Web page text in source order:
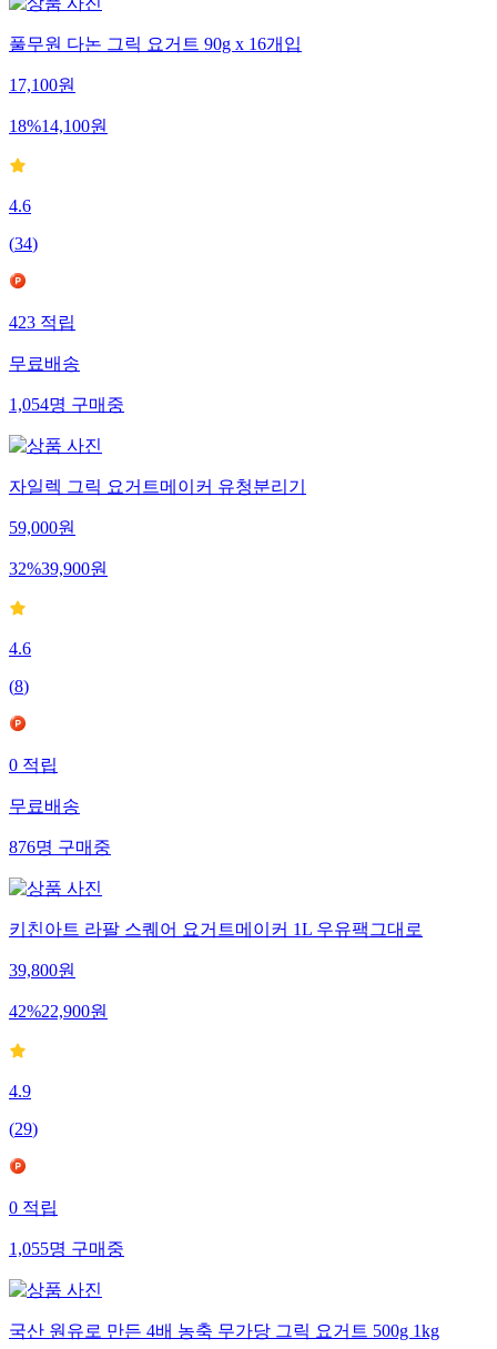
풀무원 다논 그릭 요거트 90g x 16개입
17,100원
18%14,100원
4.6
(34)
423적립
무료배송
1,054명구매중
자일렉 그릭 요거트메이커 유청분리기
59,000원
32%39,900원
4.6
(8)
0적립
무료배송
876명구매중
키친아트 라팔 스퀘어 요거트메이커 1L 우유팩그대로
39,800원
42%22,900원
4.9
(29)
0적립
1,055명구매중
국산 원유로 만든 4배 농축 무가당 그릭 요거트 500g 1kg